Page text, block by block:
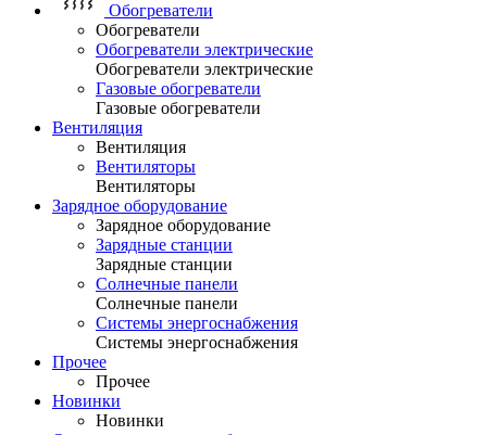
Обогреватели
Обогреватели
Обогреватели электрические
Обогреватели электрические
Газовые обогреватели
Газовые обогреватели
Вентиляция
Вентиляция
Вентиляторы
Вентиляторы
Зарядное оборудование
Зарядное оборудование
Зарядные станции
Зарядные станции
Солнечные панели
Солнечные панели
Системы энергоснабжения
Системы энергоснабжения
Прочее
Прочее
Новинки
Новинки